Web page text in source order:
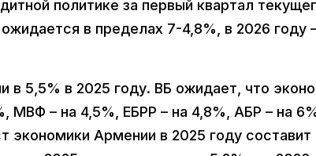
политике за первый квартал
в пределах 7-4,8%, в 2026 году
в 5,5% в 2025 году. ВБ ожидает, что
МВФ – на 4,5%, ЕБРР – на 4,8%, АБР – на
экономики Армении в 2025 году составит